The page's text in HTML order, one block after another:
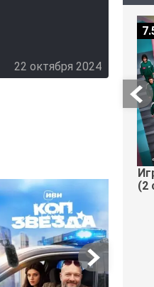
22 октября 2024
(2